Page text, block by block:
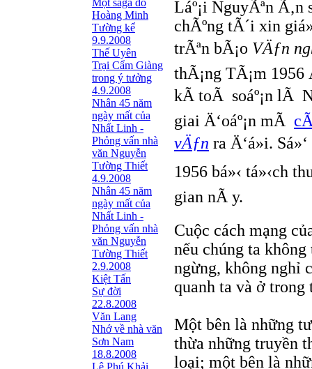
Một saga do
Hoàng Minh
Tường kể
9.9.2008
Thế Uyên
Trại Cẩm Giàng
trong ý tưởng
4.9.2008
Nhân 45 năm
ngày mất của
Nhất Linh -
Phỏng vấn nhà
văn Nguyễn
Tường Thiết
4.9.2008
Nhân 45 năm
ngày mất của
Nhất Linh -
Phỏng vấn nhà
văn Nguyễn
Tường Thiết
2.9.2008
Kiệt Tấn
Sự đời
22.8.2008
Văn Lang
Nhớ về nhà văn
Sơn Nam
18.8.2008
Lê Phú Khải
Láº¡i NguyÃªn Ã‚n
chÃºng tÃ´i xin
trÃªn bÃ¡o VÄƒn
thÃ¡ng TÃ¡m 1956
kÃ­ toÃ soáº¡n lÃ
giai Ä‘oáº¡n mÃ
vÄƒn ra Ä‘á»i. Sá»‘
1956 bá»‹ tá»‹ch
gian nÃ y.
Cuộc cách mạng
nếu chúng ta
ngừng, không nghỉ
quanh ta và ở
Một bên là những
thừa những truyền
loại; một bên là